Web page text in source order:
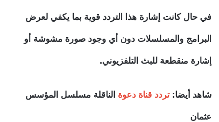
في حال كانت إشارة هذا التردد قوية بما يكفي لعرض
البرامج والمسلسلات دون أي وجود صورة مشوشة أو
إشارة منقطعة للبث التلفزيوني.
شاهد أيضا:تردد قناة دعوة الناقلة مسلسل المؤسس
عثمان